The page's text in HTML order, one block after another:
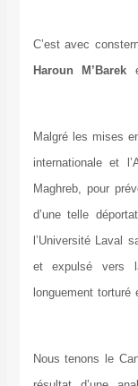
C’est avec
Haroun
Malgré les
internationale
Maghreb, pour
d’une telle
l’Université
et expulsé
longuement
Nous tenons le